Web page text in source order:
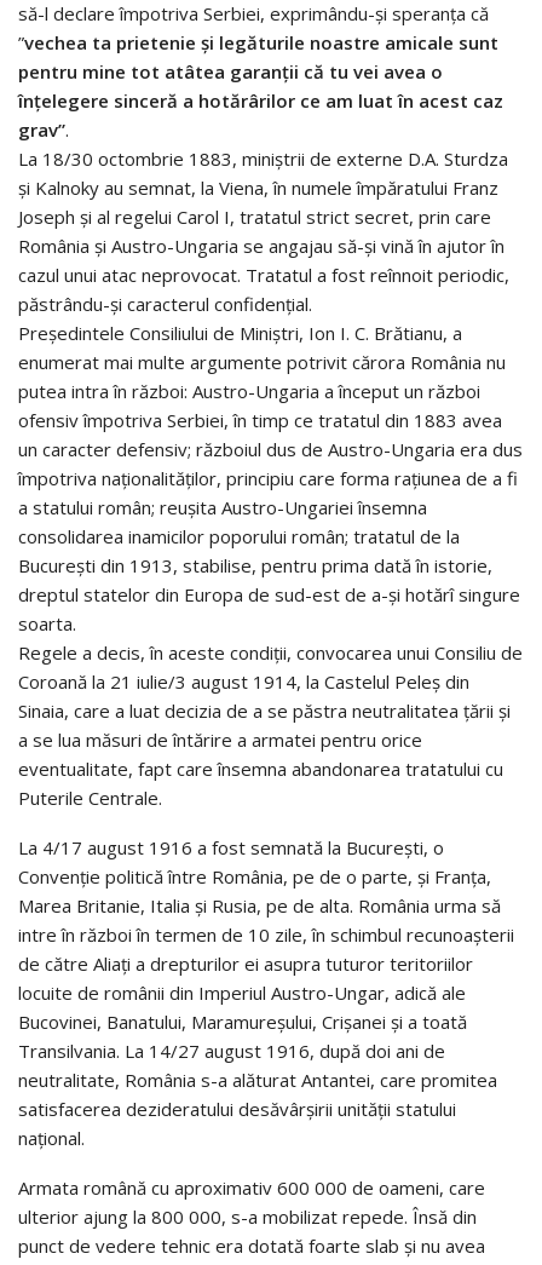
să-l declare împotriva Serbiei, exprimându-și speranța că
”vechea ta prietenie și legăturile noastre amicale sunt
pentru mine tot atâtea garanții că tu vei avea o
înțelegere sinceră a hotărârilor ce am luat în acest caz
grav”.
La 18/30 octombrie 1883, miniștrii de externe D.A. Sturdza
și Kalnoky au semnat, la Viena, în numele împăratului Franz
Joseph și al regelui Carol I, tratatul strict secret, prin care
România și Austro-Ungaria se angajau să-și vină în ajutor în
cazul unui atac neprovocat. Tratatul a fost reînnoit periodic,
păstrându-și caracterul confidențial.
Președintele Consiliului de Miniștri, Ion I. C. Brătianu, a
enumerat mai multe argumente potrivit cărora România nu
putea intra în război: Austro-Ungaria a început un război
ofensiv împotriva Serbiei, în timp ce tratatul din 1883 avea
un caracter defensiv; războiul dus de Austro-Ungaria era dus
împotriva naționalităților, principiu care forma rațiunea de a fi
a statului român; reușita Austro-Ungariei însemna
consolidarea inamicilor poporului român; tratatul de la
București din 1913, stabilise, pentru prima dată în istorie,
dreptul statelor din Europa de sud-est de a-și hotărî singure
soarta.
Regele a decis, în aceste condiții, convocarea unui Consiliu de
Coroană la 21 iulie/3 august 1914, la Castelul Peleș din
Sinaia, care a luat decizia de a se păstra neutralitatea țării și
a se lua măsuri de întărire a armatei pentru orice
eventualitate, fapt care însemna abandonarea tratatului cu
Puterile Centrale.
La 4/17 august 1916 a fost semnată la București, o
Convenție politică între România, pe de o parte, și Franța,
Marea Britanie, Italia și Rusia, pe de alta. România urma să
intre în război în termen de 10 zile, în schimbul recunoașterii
de către Aliați a drepturilor ei asupra tuturor teritoriilor
locuite de românii din Imperiul Austro-Ungar, adică ale
Bucovinei, Banatului, Maramureșului, Crișanei și a toată
Transilvania. La 14/27 august 1916, după doi ani de
neutralitate, România s-a alăturat Antantei, care promitea
satisfacerea dezideratului desăvârșirii unității statului
național.
Armata română cu aproximativ 600 000 de oameni, care
ulterior ajung la 800 000, s-a mobilizat repede. Însă din
punct de vedere tehnic era dotată foarte slab și nu avea